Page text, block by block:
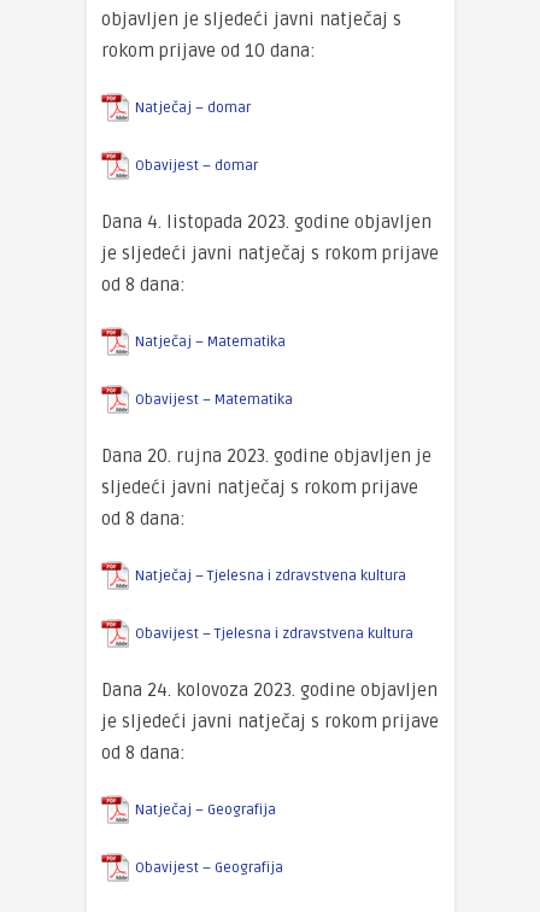
objavljen je sljedeći javni natječaj s
rokom prijave od 10 dana:
Natječaj – domar
Obavijest – domar
Dana 4. listopada 2023. godine objavljen
je sljedeći javni natječaj s rokom prijave
od 8 dana:
Natječaj – Matematika
Obavijest – Matematika
Dana 20. rujna 2023. godine objavljen je
sljedeći javni natječaj s rokom prijave
od 8 dana:
Natječaj – Tjelesna i zdravstvena kultura
Obavijest – Tjelesna i zdravstvena kultura
Dana 24. kolovoza 2023. godine objavljen
je sljedeći javni natječaj s rokom prijave
od 8 dana:
Natječaj – Geografija
Obavijest – Geografija